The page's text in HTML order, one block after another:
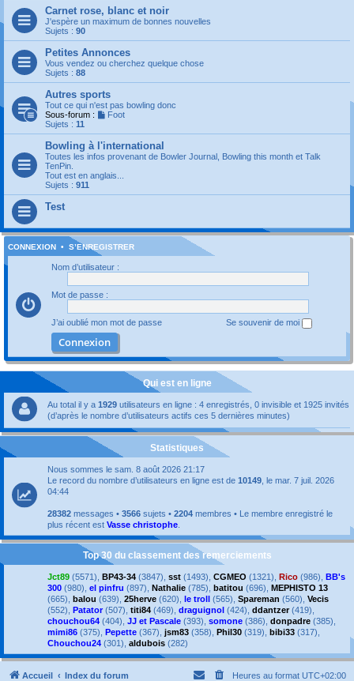
Carnet rose, blanc et noir
J'espère un maximum de bonnes nouvelles
Sujets : 90
Petites Annonces
Vous vendez ou cherchez quelque chose
Sujets : 88
Autres sports
Tout ce qui n'est pas bowling donc
Sous-forum :
Foot
Sujets : 11
Bowling à l'international
Toutes les infos provenant de Bowler Journal, Bowling this month et Talk
TenPin.
Tout est en anglais...
Sujets : 911
Test
CONNEXION • S’ENREGISTRER
Nom d’utilisateur :
Mot de passe :
J’ai oublié mon mot de passe Se souvenir de moi
Qui est en ligne
Au total il y a 1929 utilisateurs en ligne : 4 enregistrés, 0 invisible et 1925 invités
(d’après le nombre d’utilisateurs actifs ces 5 dernières minutes)
Statistiques
Nous sommes le sam. 8 août 2026 21:17
Le record du nombre d’utilisateurs en ligne est de 10149 , le mar. 7 juil. 2026
04:44
28382 messages • 3566 sujets • 2204 membres • Le membre enregistré le
plus récent est Vasse christophe
Top 30 du classement des remerciements
Jct89 (5571), BP43-34 (3847), sst (1493), CGMEO (1321), Rico (986), BB's
300 (980), el pinfru (897), Nathalie (785), batitou (696), MEPHISTO 13
(665), balou (639), 25herve (620), le troll (565), Spareman (560), Vecis
(552), Patator (507), titi84 (469), draguignol (424), ddantzer(419),
chouchou64 (404), JJ et Pascale (393), somone (386), donpadre (385),
mimi86 (375), Pepette (367), jsm83 (358), Phil30 (319), bibi33 (317),
Chouchou24 (301), aldubois (282)
Accueil Index du forum Heures au format UTC+02:00